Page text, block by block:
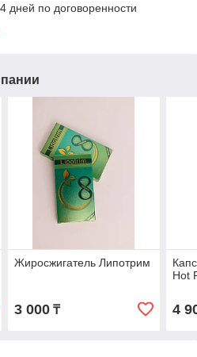
дней по договоренности
Жиросжигатель Липотрим
3 000₸
Hot
4